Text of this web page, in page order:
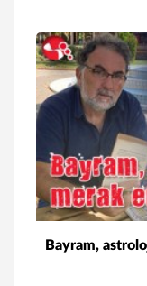
Bayram,